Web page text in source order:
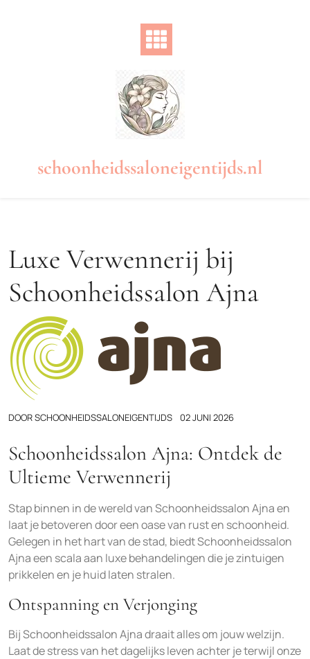
schoonheidssaloneigentijds.nl
Luxe Verwennerij bij
Schoonheidssalon Ajna
DOORSCHOONHEIDSSALONEIGENTIJDS 02 JUNI 2026
Schoonheidssalon Ajna: Ontdek de
Ultieme Verwennerij
Stap binnen in de wereld van Schoonheidssalon Ajna en
laat je betoveren door een oase van rust en schoonheid.
Gelegen in het hart van de stad, biedt Schoonheidssalon
Ajna een scala aan luxe behandelingen die je zintuigen
prikkelen en je huid laten stralen.
Ontspanning en Verjonging
Bij Schoonheidssalon Ajna draait alles om jouw welzijn.
Laat de stress van het dagelijks leven achter je terwijl onze